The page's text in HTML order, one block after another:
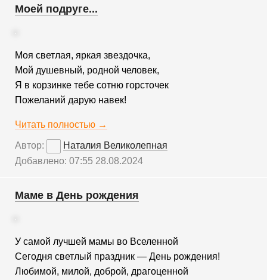
Моей подруге...
Моя светлая, яркая звездочка,
Мой душевный, родной человек,
Я в корзинке тебе сотню горсточек
Пожеланий дарую навек!
Читать полностью →
Автор:
Наталия Великолепная
Добавлено: 07:55 28.08.2024
Маме в День рождения
У самой лучшей мамы во Вселенной
Сегодня светлый праздник — День рождения!
Любимой, милой, доброй, драгоценной